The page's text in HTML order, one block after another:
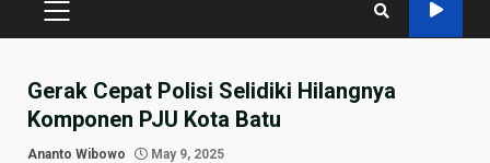
PRIMARY
Gerak Cepat Polisi Selidiki Hilangnya
Komponen PJU Kota Batu
Ananto Wibowo May 9, 2025